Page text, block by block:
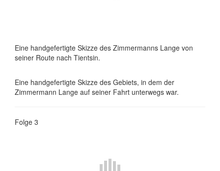
Eine handgefertigte Skizze des Zimmermanns Lange von
seiner Route nach Tientsin.
Eine handgefertigte Skizze des Gebiets, in dem der
Zimmermann Lange auf seiner Fahrt unterwegs war.
Folge 3